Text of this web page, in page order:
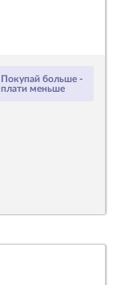
Покупай больше -
плати меньше